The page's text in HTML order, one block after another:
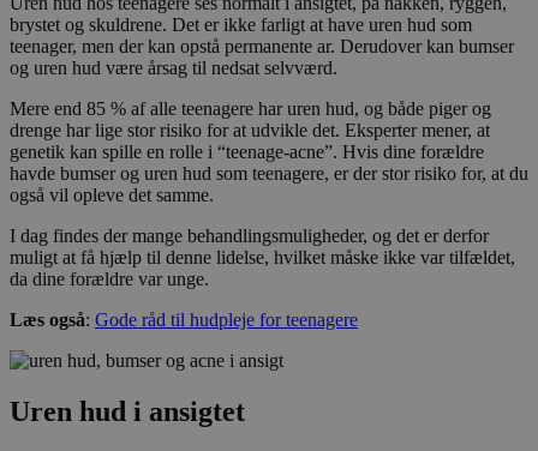
brystet og skuldrene. Det er ikke farligt at have uren hud som
teenager, men der kan opstå permanente ar. Derudover kan bumser
og uren hud være årsag til nedsat selvværd.
Mere end 85 % af alle teenagere har uren hud, og både piger og
drenge har lige stor risiko for at udvikle det. Eksperter mener, at
genetik kan spille en rolle i “teenage-acne”. Hvis dine forældre
havde bumser og uren hud som teenagere, er der stor risiko for, at du
også vil opleve det samme.
I dag findes der mange behandlingsmuligheder, og det er derfor
muligt at få hjælp til denne lidelse, hvilket måske ikke var tilfældet,
da dine forældre var unge.
Læs også: Gode råd til hudpleje for teenagere
Uren hud i ansigtet